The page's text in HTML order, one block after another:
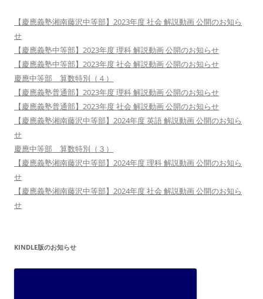
【慶應義塾湘南藤沢中等部】2023年度 社会 解説動画 公開のお知ら
せ
【慶應義塾中等部】2023年度 理科 解説動画 公開のお知らせ
【慶應義塾中等部】2023年度 社会 解説動画 公開のお知らせ
慶應中等部 算数特別（４）
【慶應義塾普通部】2023年度 理科 解説動画 公開のお知らせ
【慶應義塾普通部】2023年度 社会 解説動画 公開のお知らせ
【慶應義塾湘南藤沢中等部】2024年度 英語 解説動画 公開のお知ら
せ
慶應中等部 算数特別（３）
【慶應義塾湘南藤沢中等部】2024年度 理科 解説動画 公開のお知ら
せ
【慶應義塾湘南藤沢中等部】2024年度 社会 解説動画 公開のお知ら
せ
KINDLE版のお知らせ